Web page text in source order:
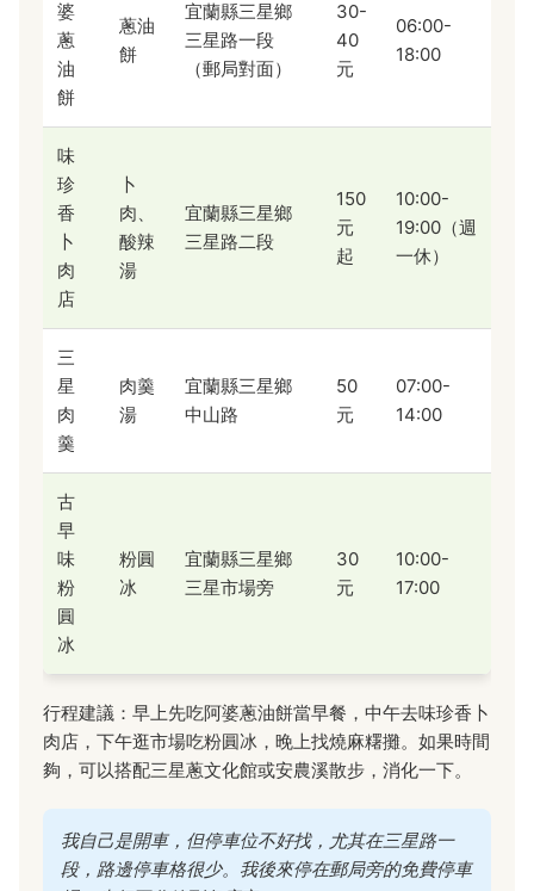
婆
蔥
油
餅
蔥油
餅
宜蘭縣三星鄉
三星路一段
（郵局對面）
30-
40
元
06:00-
18:00
味
珍
香
卜
肉
店
卜
肉、
酸辣
湯
宜蘭縣三星鄉
三星路二段
150
元
起
10:00-
19:00（週
一休）
三
星
肉
羹
肉羹
湯
宜蘭縣三星鄉
中山路
50
元
07:00-
14:00
古
早
味
粉
圓
冰
粉圓
冰
宜蘭縣三星鄉
三星市場旁
30
元
10:00-
17:00
行程建議：早上先吃阿婆蔥油餅當早餐，中午去味珍香卜
肉店，下午逛市場吃粉圓冰，晚上找燒麻糬攤。如果時間
夠，可以搭配三星蔥文化館或安農溪散步，消化一下。
我自己是開車，但停車位不好找，尤其在三星路一
段，路邊停車格很少。我後來停在郵局旁的免費停車